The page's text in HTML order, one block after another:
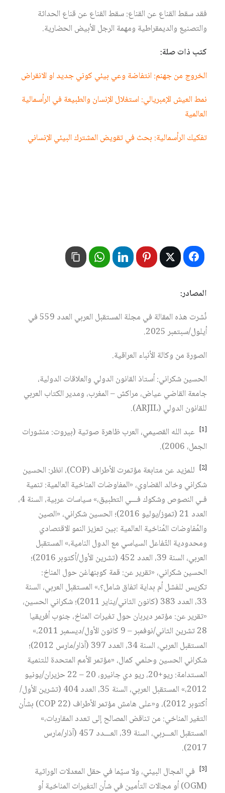
فقد سقط القناع عن القناع: سقط القناع عن قناع الحداثة
والتصنيع والديمقراطية ومهمة الرجل الأبيض الحضارية.
كتب ذات صلة:
الخروج من جهنم: انتفاضة وعي بيئي كوني جديد او الانقراض
نمط العيش الإمبريالي: استغلال الإنسان والطبيعة في الرأسمالية
العالمية
تفكيك الرأسمالية: بحث في تقويض المشترك البيئي الإنساني
المصادر:
نُشرت هذه المقالة في مجلة المستقبل العربي العدد 559 في
أيلول/سبتمبر 2025.
الصورة من وكالة الأنباء العراقية.
الحسين شكراني: أستاذ القانون الدولي والعلاقات الدولية،
جامعة القاضي عياض، مراكش – المغرب، ومدير الكتاب العربي
للقانون الدولي (ARJIL).
[1]
عبد الله القصيمي، العرب ظاهرة صوتية (بيروت: منشورات
الجمل، 2006).
[2]
للمزيد عن متابعة مؤتمرت الأطراف (COP)، انظر: الحسين
شكراني وخالد القضاوي، «المفاوضات المناخية العالمية: تنمية
فـي النصوص وشكوك فـــي التطبيق،» سياسات عربية، السنة 4،
العدد 21 (تموز/يوليو 2016)؛ الحسين شكراني، «الصين
والمُفاوضات المُناخية العالمية :بين تعزيز النمو الاقتصادي
ومحدودية التّفاعل السياسي مع الدول النامية،» المستقبل
العربي، السنة 39، العدد 452 (تشرين الأول/أكتوبر 2016)؛
الحسين شكراني، «تقرير عن: قمة كوبنهاغن حول المناخ:
تكريس للفشل أم بداية اتفاق شامل؟،» المستقبل العربي، السنة
33، العدد 383 (كانون الثاني/يناير 2011)؛ شكراني الحسين،
«تقرير عن: مؤتمر ديربان حول تغيرات المناخ، جنوب أفريقيا
28 تشرين الثاني/نوفمبر – 9 كانون الأول/ديسمبر 2011،»
المستقبل العربي، السنة 34، العدد 397 (آذار/مارس 2012)؛
شكراني الحسين وحلمي كمال، «مؤتمر الأمم المتحدة للتنمية
المستدامة: ريو+20، ريو دي جانيرو، 20 – 22 حزيران/يونيو
2012،» المستقبل العربي، السنة 35، العدد 404 (تشرين الأول/
أكتوبر 2012)، و«على هامش مؤتمر الأطراف (COP 22) بشأن
التغير المناخي: من تناقض المصالح إلى تعدد المقاربات،»
المستقبل العـــربي، السنة 39، العـــدد 457 (آذار/مارس
2017).
[3]
في المجال البيئي، ولا سيّما في حقل المعدلات الوراثية
(OGM) أو مجالات التأمين في شأن التغيرات المناخية أو